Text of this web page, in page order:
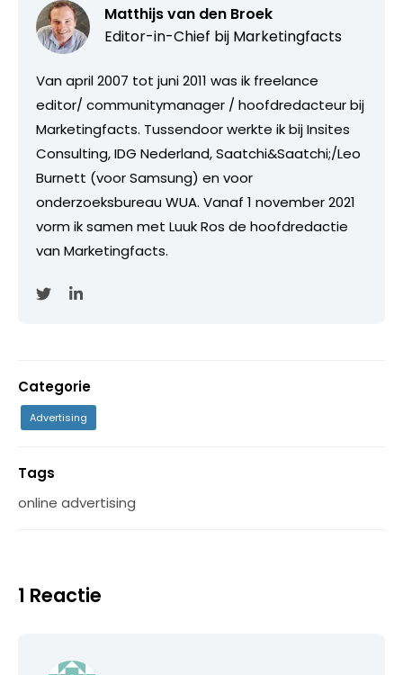
Matthijs van den Broek
Editor-in-Chief bij Marketingfacts
Van april 2007 tot juni 2011 was ik freelance
editor/ communitymanager / hoofdredacteur bij
Marketingfacts. Tussendoor werkte ik bij Insites
Consulting, IDG Nederland, Saatchi&Saatchi;/Leo
Burnett (voor Samsung) en voor
onderzoeksbureau WUA. Vanaf 1 november 2021
vorm ik samen met Luuk Ros de hoofdredactie
van Marketingfacts.
Categorie
Advertising
Tags
online advertising
1 Reactie